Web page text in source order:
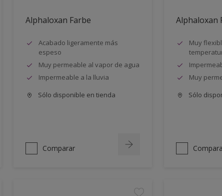
Alphaloxan Farbe
Acabado ligeramente más
espeso
Muy permeable al vapor de agua
Impermeable a la lluvia
Sólo disponible en tienda
Comparar
Alphaloxan
Muy
Muy
Sólo